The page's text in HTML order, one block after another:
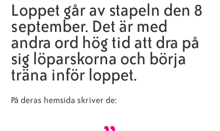
substitut
certifieringar
Loppet går av stapeln den 8
september. Det är med
andra ord hög tid att dra på
sig löparskorna och börja
träna inför loppet.
På deras hemsida skriver de: